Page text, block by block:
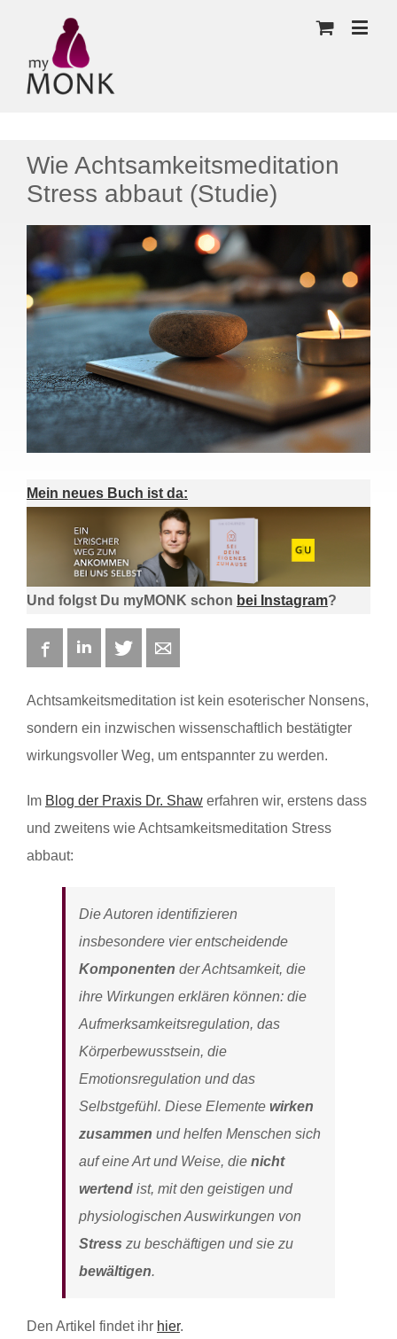
Wie Achtsamkeitsmeditation
Stress abbaut (Studie)
Mein neues Buch ist da:
Und folgst Du myMONK schon bei Instagram?
FacebookLinkedIn Twitter
Achtsamkeitsmeditation ist kein esoterischer Nonsens,
sondern ein inzwischen wissenschaftlich bestätigter
wirkungsvoller Weg, um entspannter zu werden.
Im Blog der Praxis Dr. Shaw erfahren wir, erstens dass
und zweitens wie Achtsamkeitsmeditation Stress
abbaut:
Die Autoren identifizieren
insbesondere vier entscheidende
Komponenten der Achtsamkeit, die
ihre Wirkungen erklären können: die
Aufmerksamkeitsregulation, das
Körperbewusstsein, die
Emotionsregulation und das
Selbstgefühl. Diese Elemente wirken
zusammen und helfen Menschen sich
auf eine Art und Weise, die nicht
wertend ist, mit den geistigen und
physiologischen Auswirkungen von
Stress zu beschäftigen und sie zu
bewältigen.
Den Artikel findet ihr hier.